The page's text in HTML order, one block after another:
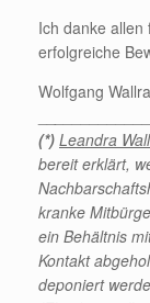
Ich danke allen
erfolgreiche
Wolfgang
(*) Leandra
bereit erklärt,
kranke
ein Behältnis
Kontakt
deponiert